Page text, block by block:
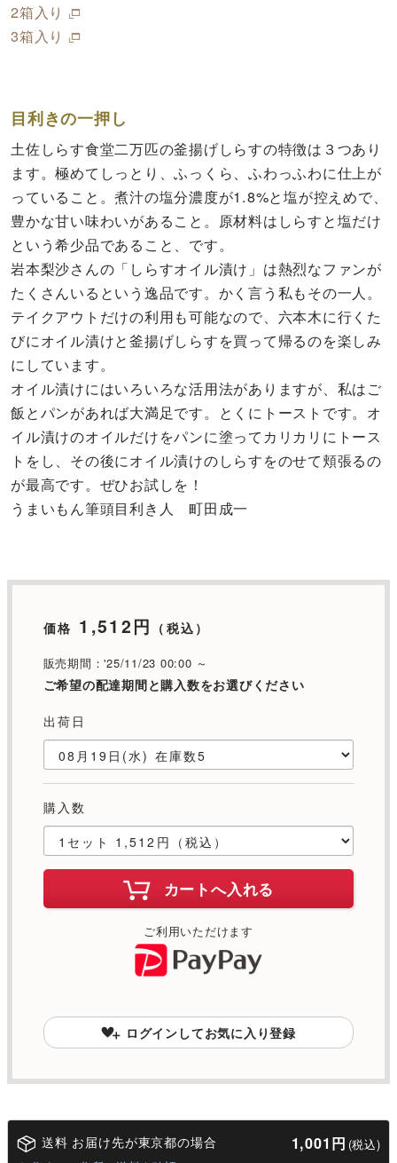
2箱入り
3箱入り
目利きの一押し
土佐しらす食堂二万匹の釜揚げしらすの特徴は３つあり
ます。極めてしっとり、ふっくら、ふわっふわに仕上が
っていること。煮汁の塩分濃度が1.8%と塩が控えめで、
豊かな甘い味わいがあること。原材料はしらすと塩だけ
という希少品であること、です。
岩本梨沙さんの「しらすオイル漬け」は熱烈なファンが
たくさんいるという逸品です。かく言う私もその一人。
テイクアウトだけの利用も可能なので、六本木に行くた
びにオイル漬けと釜揚げしらすを買って帰るのを楽しみ
にしています。
オイル漬けにはいろいろな活用法がありますが、私はご
飯とパンがあれば大満足です。とくにトーストです。オ
イル漬けのオイルだけをパンに塗ってカリカリにトース
トをし、その後にオイル漬けのしらすをのせて頬張るの
が最高です。ぜひお試しを！
うまいもん筆頭目利き人 町田成一
価格 1,512円 （税込）
販売期間：'25/11/23 00:00 ～
ご希望の配達期間と購入数をお選びください
出荷日
購入数
カートへ入れる
ご利用いただけます
ログインしてお気に入り登録
送料 お届け先が東京都の場合 1,001円 (税込)